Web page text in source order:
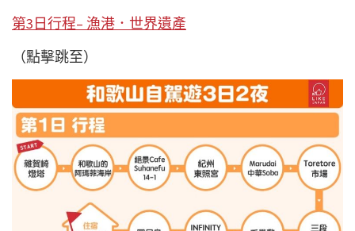
第3日行程– 漁港．世界遺產
（點擊跳至）